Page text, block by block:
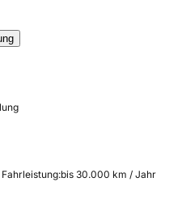
bis 30.000 km / Jahr